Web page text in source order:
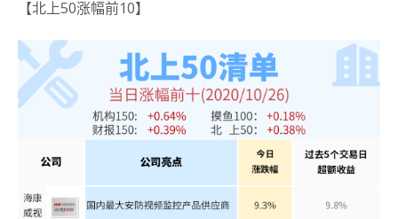
【北上50涨幅前10】